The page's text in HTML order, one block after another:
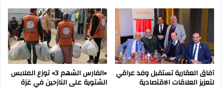
آفاق العقارية تستقبل وفد عراقي
لتعزيز العلاقات الاقتصادية
«الفارس الشهم 3» توزع الملابس
الشتوية على النازحين في غزة